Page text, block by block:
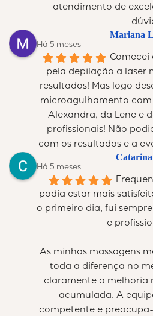
atendimento de
Mariana
Há 5 meses
pela depilação a laser
resultados! Mas logo
microagulhamento
Alexandra, da Lene e
profissionais! Não
com os resultados e a
Catarina
Há 5 meses
podia estar mais
o primeiro dia, fui
e
As minhas massagens
toda a diferença no
claramente a melhoria
acumulada. A
competente e